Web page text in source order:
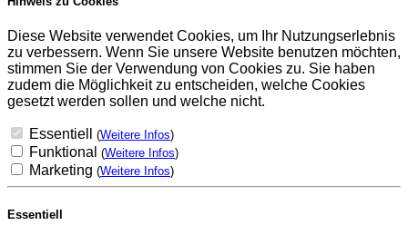
Diese Website verwendet Cookies, um Ihr Nutzungserlebnis
zu verbessern. Wenn Sie unsere Website benutzen möchten,
stimmen Sie der Verwendung von Cookies zu. Sie haben
zudem die Möglichkeit zu entscheiden, welche Cookies
gesetzt werden sollen und welche nicht.
Essentiell (Weitere Infos)
Funktional (Weitere Infos)
Marketing (Weitere Infos)
Essentiell